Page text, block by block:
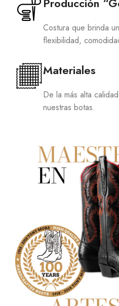
Costura que brinda
flexibilidad,
Materiales
De la más alta
nuestras botas.